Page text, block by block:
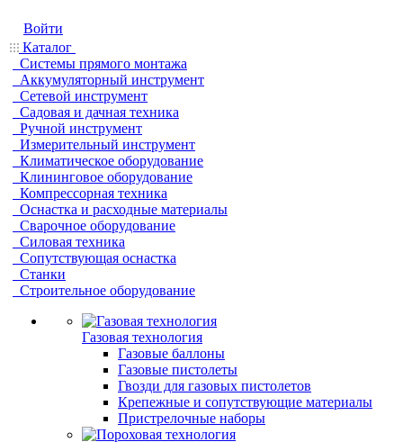
Войти
Каталог
Системы прямого монтажа
Аккумуляторный инструмент
Сетевой инструмент
Садовая и дачная техника
Ручной инструмент
Измерительный инструмент
Климатическое оборудование
Клининговое оборудование
Компрессорная техника
Оснастка и расходные материалы
Сварочное оборудование
Силовая техника
Сопутствующая оснастка
Станки
Строительное оборудование
Газовая технология
Газовые баллоны
Газовые пистолеты
Гвозди для газовых пистолетов
Крепежные и сопутствующие материалы
Пристрелочные наборы